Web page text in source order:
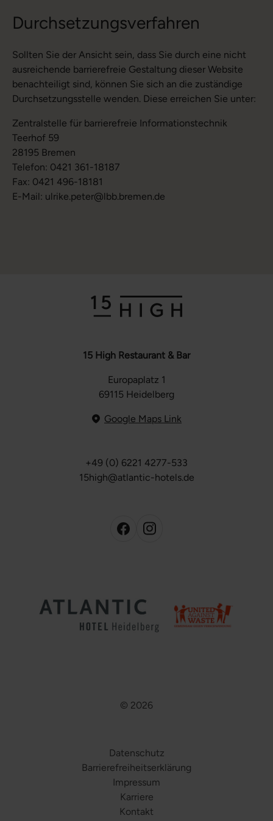
Durchsetzungsverfahren
Sollten Sie der Ansicht sein, dass Sie durch eine nicht
ausreichende barrierefreie Gestaltung dieser Website
benachteiligt sind, können Sie sich an die zuständige
Durchsetzungsstelle wenden. Diese erreichen Sie unter:
Zentralstelle für barrierefreie Informationstechnik
Teerhof 59
28195 Bremen
Telefon: 0421 361-18187
Fax: 0421 496-18181
E-Mail: ulrike.peter@lbb.bremen.de
15 High Restaurant & Bar
Europaplatz 1
69115 Heidelberg
Google Maps Link
+49 (0) 6221 4277-533
15high@atlantic-hotels.de
© 2026
Datenschutz
Barrierefreiheitserklärung
Impressum
Karriere
Kontakt